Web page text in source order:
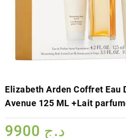
Elizabeth Arden Coffret Eau
Avenue 125 ML +Lait
د.ج